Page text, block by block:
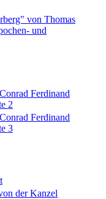
von Thomas
und
Ferdinand
2
Ferdinand
3
der Kanzel